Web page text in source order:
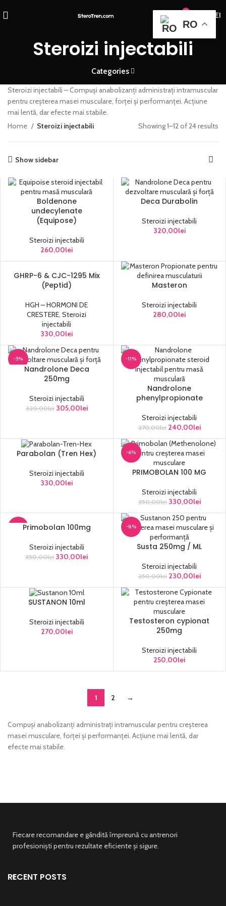
0 LEI
Steroizi injectabili
Categories
Steroizi injectabili – Compuși anabolizanți administrați intramuscular
pentru creșterea masei musculare, forței și performanței. Acțiune
mai lentă, dar efecte mai stabile.
Home
Steroizi injectabili Showing 1–12 of 24 results
Show sidebar
Boldenone
undecylenate
(Equipose)
Steroizi injectabili
260,00lei
Deca Durabolin
Steroizi injectabili
320,00lei
GHRP-6 & CJC-1295 Mix
(Peptid)
HGH – HORMONI DE
CRESTERE,Steroizi
injectabili
330,00lei
Masteron
Steroizi injectabili
280,00lei
-5%
Nandrolone Deca
250mg
Steroizi injectabili
320,00lei 305,00lei
-11%
Nandrolone
phenylpropionate
Steroizi injectabili
270,00lei 240,00lei
Parabolan (Tren Hex)
Steroizi injectabili
330,00lei
-6%
PRIMOBOLAN 100 MG
Steroizi injectabili
350,00lei 330,00lei
Primobolan 100mg
Steroizi injectabili
350,00lei 330,00lei
-8%
Susta 250mg / ML
Steroizi injectabili
250,00lei 230,00lei
SUSTANON 10ml
Steroizi injectabili
270,00lei
Testosteron cypionat
250mg
Steroizi injectabili
250,00lei
1 2 →
Compuși anabolizanți administrați intramuscular pentru creșterea
masei musculare, forței și performanței. Acțiune mai lentă, dar
efecte mai stabile.
Fiecare recomandare e gândită împreună cu antrenori
profesioniști pentru rezultate eficiente și sigure.
RECENT POSTS
RO